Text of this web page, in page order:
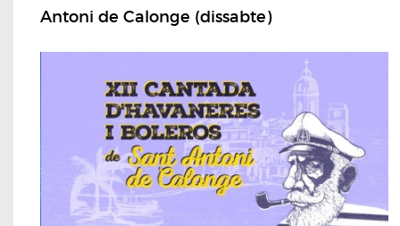
Antoni de Calonge (dissabte)